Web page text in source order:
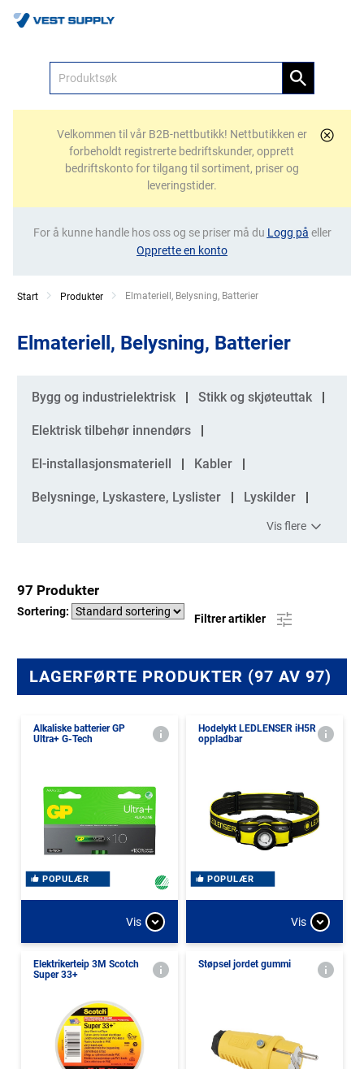
Velkommen til vår B2B-nettbutikk! Nettbutikken er
forbeholdt registrerte bedriftskunder, opprett
bedriftskonto for tilgang til sortiment, priser og
leveringstider.
For å kunne handle hos oss og se priser må du Logg på eller
Opprette en konto
Start Produkter Current:
Elmateriell, Belysning, Batterier
Elmateriell, Belysning, Batterier
Kategorier
Bygg og industrielektrisk Stikk og skjøteuttak
Elektrisk tilbehør innendørs
El-installasjonsmateriell Kabler
Belysninge, Lyskastere, Lyslister Lyskilder
Vis flere
97 Produkter
Sortering:
Filtrer artikler
LAGERFØRTE PRODUKTER (97 AV 97)
Alkaliske batterier GP
Ultra+ G-Tech
POPULÆR
Vis
Hodelykt LEDLENSER iH5R
oppladbar
POPULÆR
Vis
Elektrikerteip 3M Scotch
Super 33+
Støpsel jordet gummi